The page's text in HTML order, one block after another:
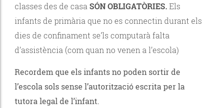
classes des de casa SÓN OBLIGATÒRIES.Els
infants de primària que no es connectin durant els
dies de confinament se’ls computarà falta
d’assistència (com quan no venen a l’escola)
Recordem que els infants no poden sortir de
l’escola sols sense l’autorització escrita per la
tutora legal de l’infant.